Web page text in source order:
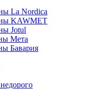
La Nordica
KAWMET
Jotul
Мета
Бавария